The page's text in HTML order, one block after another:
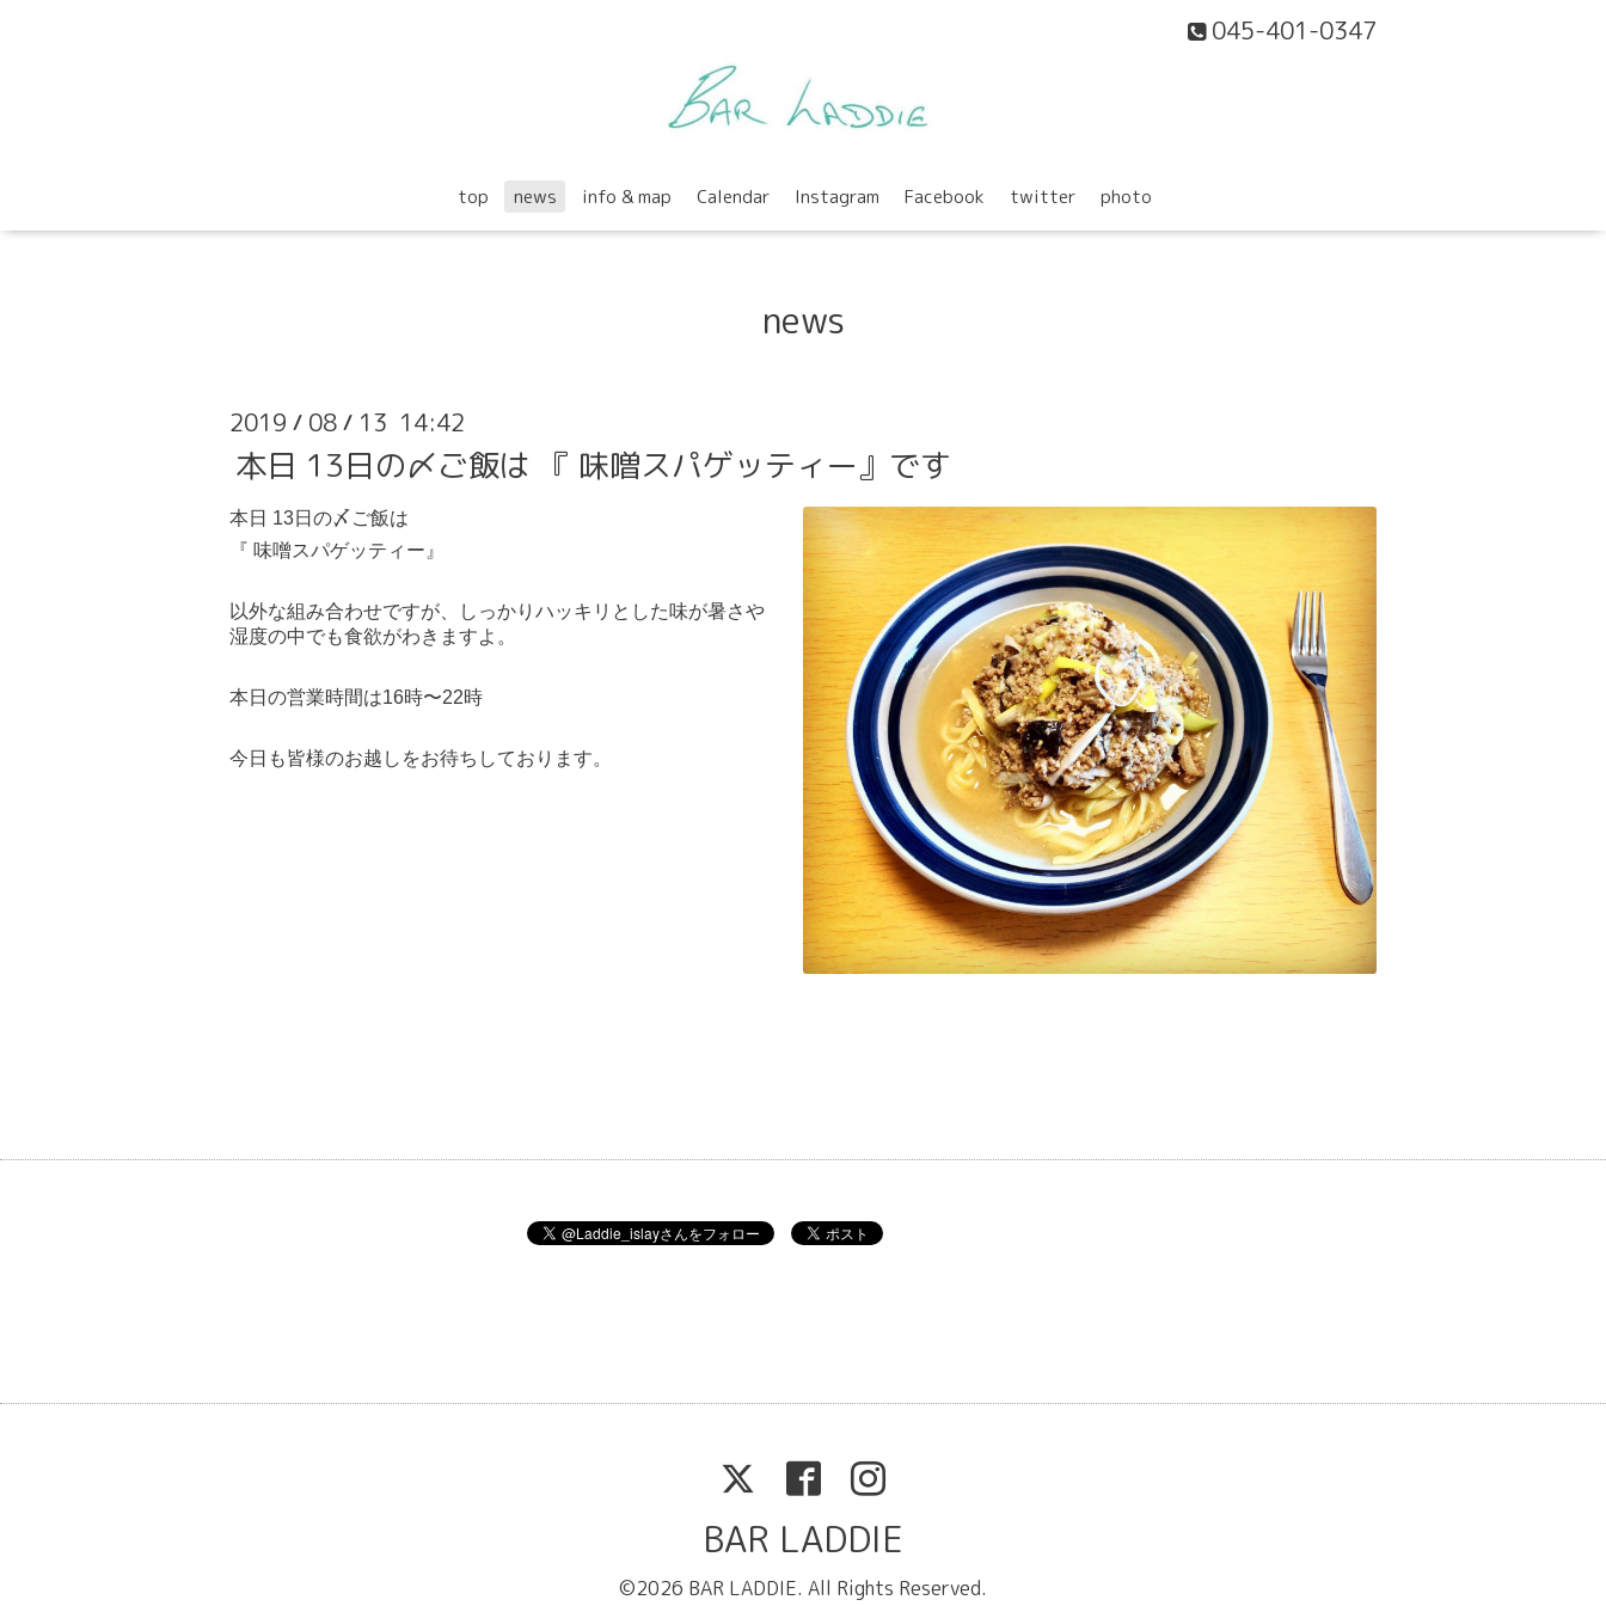
045-401-0347
top news info & map Calendar Instagram Facebook twitter photo
news
2019 / 08 / 13 14:42
本日 13日の〆ご飯は 『 味噌スパゲッティー』です
本日 13日の〆ご飯は
『 味噌スパゲッティー』
以外な組み合わせですが、しっかりハッキリとした味が暑さや
湿度の中でも食欲がわきますよ。
本日の営業時間は16時〜22時
今日も皆様のお越しをお待ちしております。
BAR LADDIE
©2026 BAR LADDIE. All Rights Reserved.